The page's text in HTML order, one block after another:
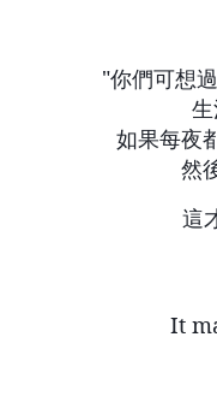
"你們可想
如果每夜
然
這
It